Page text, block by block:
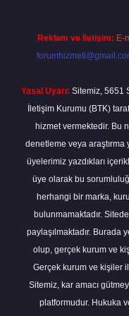
Reklam ve İletişim: E-
Yasal Uyarı: Sitemiz, 5651
İletişim Kurumu (BTK)
hizmet vermektedir. Bu
denetleme veya araştırma
üyelerimiz yazdıkları
üye olarak bu
herhangi bir marka,
bulunmamaktadır.
paylaşılmaktadır. Burada
olup, gerçek kurum ve
Gerçek kurum ve kişiler
Sitemiz, kar amacı
platformudur. Hukuka